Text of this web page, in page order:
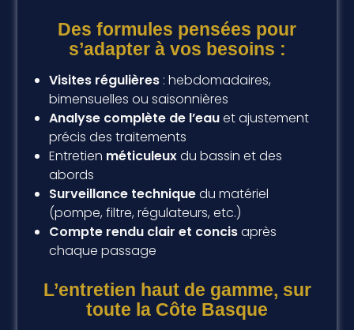
Des formules pensées pour
s’adapter à vos besoins :
Visites régulières : hebdomadaires,
bimensuelles ou saisonnières
Analyse complète de l’eauet ajustement
précis des traitements
Entretien méticuleuxdu bassin et des
abords
Surveillance techniquedu matériel
(pompe, filtre, régulateurs, etc.)
Compte rendu clair et concisaprès
chaque passage
L’entretien haut de gamme, sur
toute la Côte Basque